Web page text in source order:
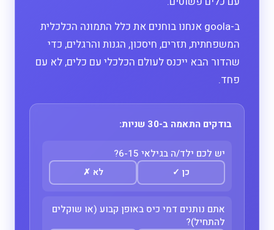
ב-goola אנחנו בוחנים את כלל התמונה הכלכלית
המשפחתית, תזרים, חיסכון, הגנות והרגלים, כדי
שהדור הבא ייכנס לעולם הכלכלי עם כלים, לא עם
פחד.
בודקים התאמה ב-30 שניות:
יש לכם ילד/ה בגילאי 6-15?
כן ✓ לא ✗
אתם נותנים דמי כיס באופן קבוע (או שוקלים
להתחיל)?